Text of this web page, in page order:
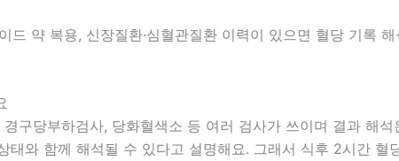
드 약 복용, 신장질환·심혈관질환 이력이 있으면 혈당 기록
구당부하검사, 당화혈색소 등 여러 검사가 쓰이며 결과 해
태와 함께 해석될 수 있다고 설명해요. 그래서 식후 2시간